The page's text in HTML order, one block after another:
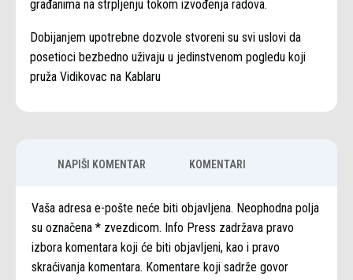
građanima na strpljenju tokom izvođenja radova.
Dobijanjem upotrebne dozvole stvoreni su svi uslovi da
posetioci bezbedno uživaju u jedinstvenom pogledu koji
pruža Vidikovac na Kablaru
NAPIŠI KOMENTAR KOMENTARI
Vaša adresa e-pošte neće biti objavljena. Neophodna polja
su označena * zvezdicom. Info Press zadržava pravo
izbora komentara koji će biti objavljeni, kao i pravo
skraćivanja komentara. Komentare koji sadrže govor